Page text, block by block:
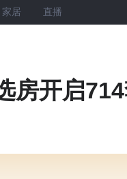
家居 直播
房开启